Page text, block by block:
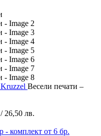
Kruzzel Весели печати –
/ 26,50 лв.